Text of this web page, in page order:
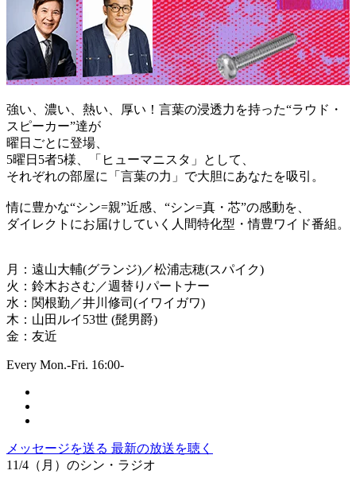
強い、濃い、熱い、厚い！言葉の浸透力を持った“ラウド・
スピーカー”達が
曜日ごとに登場、
5曜日5者5様、「ヒューマニスタ」として、
それぞれの部屋に「言葉の力」で大胆にあなたを吸引。
情に豊かな“シン=親”近感、“シン=真・芯”の感動を、
ダイレクトにお届けしていく人間特化型・情豊ワイド番組。
月：遠山大輔(グランジ)／松浦志穂(スパイク)
火：鈴木おさむ／週替りパートナー
水：関根勤／井川修司(イワイガワ)
木：山田ルイ53世 (髭男爵)
金：友近
Every Mon.-Fri. 16:00-
メッセージを送る 最新の放送を聴く
11/4（月）のシン・ラジオ